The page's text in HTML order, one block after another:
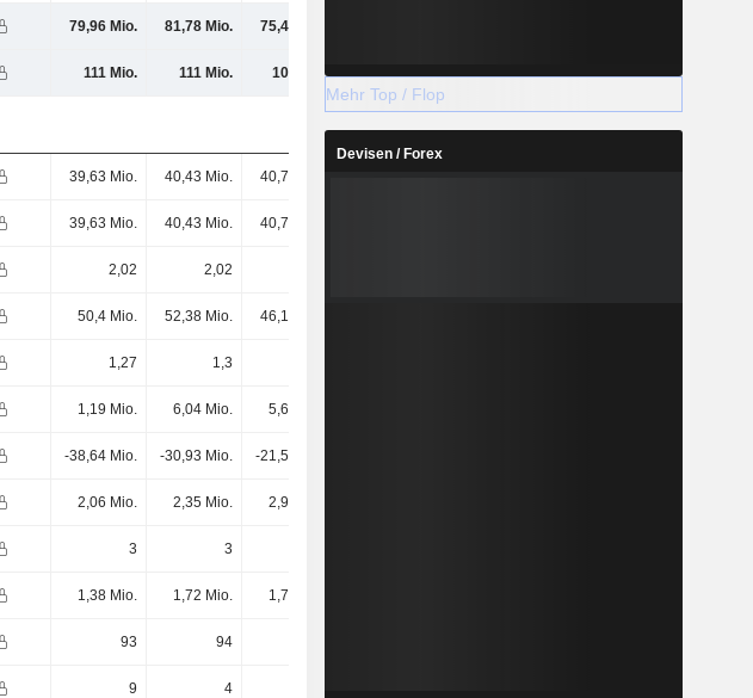
79,96 Mio. 81,78 Mio. 75,44 Mio.
111 Mio. 111 Mio. 100 Mio. 95,07 Mio. 87,73 Mio.
39,63 Mio. 40,43 Mio. 40,75 Mio. 41,41 Mio. 41,41 Mio.
39,63 Mio. 40,43 Mio. 40,75 Mio.
2,02 2,02
50,4 Mio. 52,38 Mio. 46,19 Mio.
1,27 1,3
1,19 Mio. 6,04 Mio. 5,62 Mio.
-38,64 Mio. -30,93 Mio. -21,56 Mio.
2,06 Mio. 2,35 Mio. 2,94 Mio.
3 3
1,38 Mio. 1,72 Mio. 1,77 Mio.
93 94
9 4
Mehr Top / Flop
Devisen / Forex